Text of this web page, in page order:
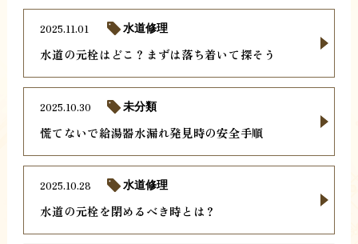
水道の元栓はどこ？まずは落ち着いて探そう
2025.11.01 水道修理
慌てないで給湯器水漏れ発見時の安全手順
2025.10.30 未分類
水道の元栓を閉めるべき時とは？
2025.10.28 水道修理